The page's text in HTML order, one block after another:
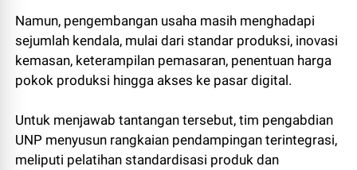
Namun, pengembangan usaha masih menghadapi
sejumlah kendala, mulai dari standar produksi, inovasi
kemasan, keterampilan pemasaran, penentuan harga
pokok produksi hingga akses ke pasar digital.
Untuk menjawab tantangan tersebut, tim pengabdian
UNP menyusun rangkaian pendampingan terintegrasi,
meliputi pelatihan standardisasi produk dan